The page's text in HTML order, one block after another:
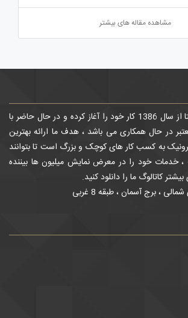
مشاهده مقاله های بیشتر
تجارت الکترونیک سپنتا از سال 1386 کار خود را آغاز کرده و در حال حاضر با
شرکت معتبر در حال همکاری می باشد ، هدف ما ارائه بهترین
به کسب کار های کوچک و بزرگ است تا بتوانند
خدمات خود را در معرض نمایش میلیون ها بیننده
کاتالوگ ما را دانلود کنید.
، برج آسمان ، طبقه 8 غربی